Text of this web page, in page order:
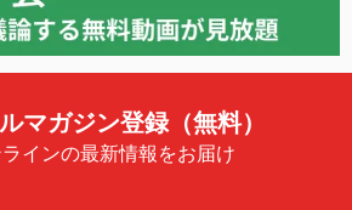
マガジン登録（無料）
インの最新情報をお届け